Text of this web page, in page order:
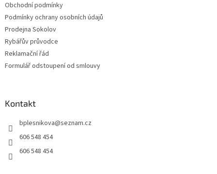
Obchodní podmínky
Podmínky ochrany osobních údajů
Prodejna Sokolov
Rybářův průvodce
Reklamační řád
Formulář odstoupení od smlouvy
Kontakt
bplesnikova@seznam.cz
606 548 454
606 548 454